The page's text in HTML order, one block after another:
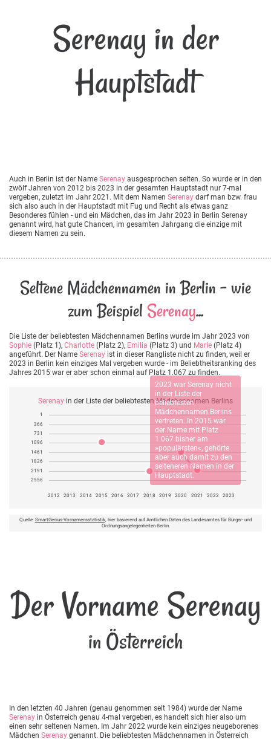
Serenay in der
Hauptstadt
Auch in Berlin ist der Name Serenay ausgesprochen selten. So wurde er in den
zwölf Jahren von 2012 bis 2023 in der gesamten Hauptstadt nur 7-mal
vergeben, zuletzt im Jahr 2021. Mit dem Namen Serenay darf man bzw. frau
sich also auch in der Hauptstadt mit Fug und Recht als etwas ganz
Besonderes fühlen - und ein Mädchen, das im Jahr 2023 in Berlin Serenay
genannt wird, hat gute Chancen, im gesamten Jahrgang die einzige mit
diesem Namen zu sein.
Seltene Mädchennamen in Berlin - wie
zum Beispiel Serenay...
Die Liste der beliebtesten Mädchennamen Berlins wurde im Jahr 2023 von
Sophie (Platz 1), Charlotte (Platz 2), Emilia (Platz 3) und Marie (Platz 4)
angeführt. Der Name Serenay ist in dieser Rangliste nicht zu finden, weil er
2023 in Berlin kein einziges Mal vergeben wurde - im Beliebtheitsranking des
Jahres 2015 war er aber schon einmal auf Platz 1.067 zu finden.
Serenay in der Liste der beliebtesten Mädchennamen Berlins
2023 war Serenaynicht
in der Liste der
beliebtesten
Mädchennamen Berlins
vertreten. In 2015 war
der Name mit Platz
1.067 bisher am
»populärsten«, gehörte
aber auch damit zu den
selteneren Namen in der
Hauptstadt.
1
366
731
1096
1461
1826
2191
2556
2012 2013 2014 2015 2016 2017 2018 2019 2020 2021 2022 2023
Quelle: SmartGenius-Vornamensstatistik, hier basierend auf Amtlichen Daten des Landesamtes für Bürger- und
Ordnungsangelegenheiten Berlin.
Der Vorname Serenay
in Österreich
In den letzten 40 Jahren (genau genommen seit 1984) wurde der Name
Serenay in Österreich genau 4-mal vergeben, es handelt sich hier also um
einen sehr seltenen Namen. Im Jahr 2022 wurde kein einziges neugeborenes
Mädchen Serenay genannt. Die beliebtesten Mädchennamen in Österreich